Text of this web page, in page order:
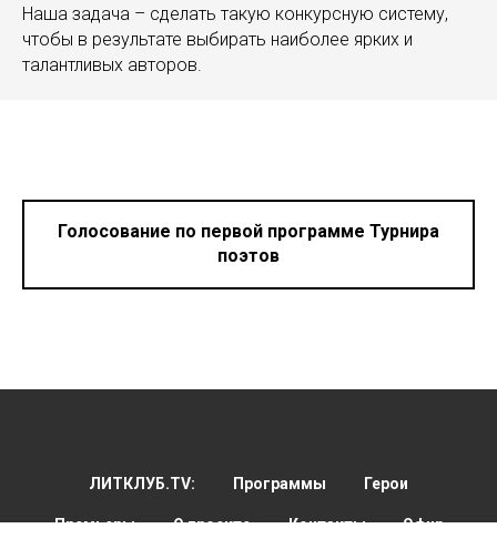
Наша задача – сделать такую конкурсную систему,
чтобы в результате выбирать наиболее ярких и
талантливых авторов.
Голосование по первой программе Турнира
поэтов
ЛИТКЛУБ.TV: Программы Герои
Премьеры О проекте Контакты Эфир